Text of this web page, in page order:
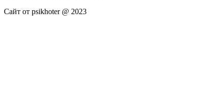
Сайт от psikhoter @ 2023